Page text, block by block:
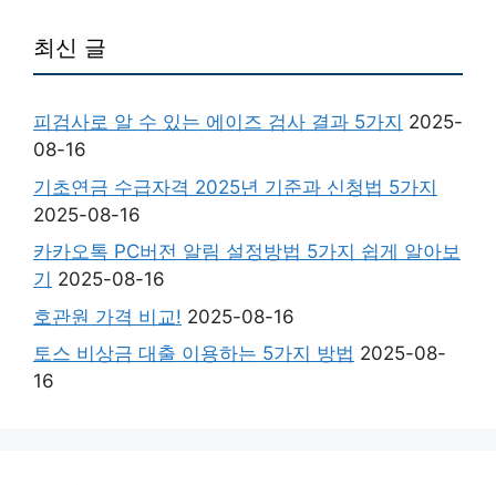
최신 글
피검사로 알 수 있는 에이즈 검사 결과 5가지 2025-
08-16
기초연금 수급자격 2025년 기준과 신청법 5가지
2025-08-16
카카오톡 PC버전 알림 설정방법 5가지 쉽게 알아보
기 2025-08-16
호관원 가격 비교! 2025-08-16
토스 비상금 대출 이용하는 5가지 방법 2025-08-
16